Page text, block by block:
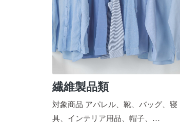
繊維製品類
対象商品 アパレル、靴、バッグ、寝
具、インテリア用品、帽子、…